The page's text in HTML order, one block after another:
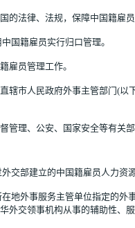
的法律、法规，保障中国籍雇员
国籍雇员实行归口管理。
雇员管理工作。
辖市人民政府外事主管部门(
管理、公安、国家安全等有关
交部建立的中国籍雇员人力资
地外事服务主管单位指定的
外交领事机构从事的辅助性、